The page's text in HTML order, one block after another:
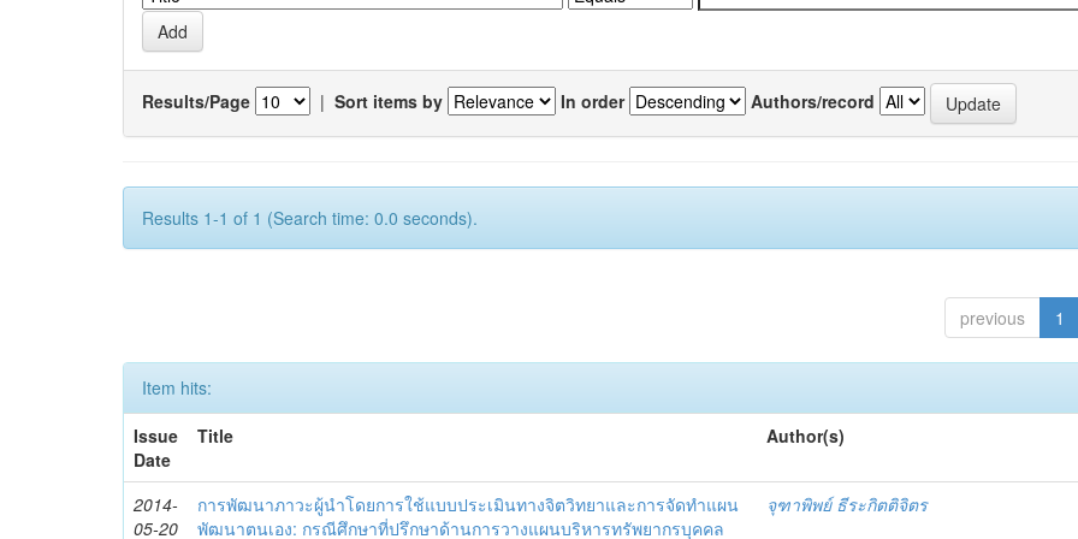
Results/Page | Sort items by In order Authors/record
Results 1-1 of 1 (Search time: 0.0 seconds).
previous 1
Item hits:
Issue
Date
Title Author(s)
2014-
05-20
การพัฒนาภาวะผู้นำโดยการใช้แบบประเมินทางจิตวิทยาและการจัดทำแผน
พัฒนาตนเอง: กรณีศึกษาที่ปรึกษาด้านการวางแผนบริหารทรัพยากรบุคคล
จุฑาพิพย์ ธีระกิตติจิตร